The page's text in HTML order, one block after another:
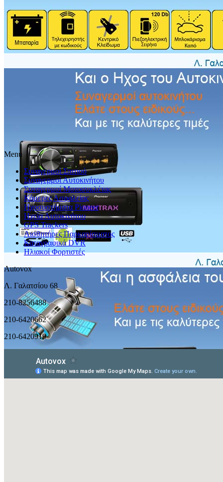
gps/sms/gprs Tracking system
Εντοπιστής Οχημάτων
Βασική τιμή με ΦΠΑ250,00 €
Κερδίζετε:70,00 €
Menu
Συναγερμοί Σπιτιού
Συναγερμοί Αυτοκινήτου
Συναγερμοί Μοτοσυκλέτας
Κάμερες Ασφαλείας
Ηχοσυστήματα Pioneer
Ηχεία Αυτοκινήτου
GPS Trackers
Αισθητήρες Παρκαρίσματος
Καταγραφικά DVR
Ηλιακοί Φορτιστές
Autovox
Λ. Γαλατσίου 68
210-8256488
210-6420662
210-6420919